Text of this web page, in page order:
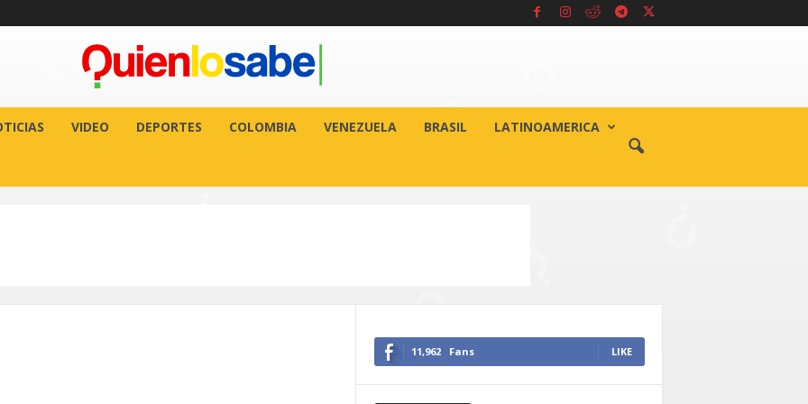
VIDEO DEPORTES COLOMBIA VENEZUELA BRASIL LATINOAMERICA
11,962 Fans LIKE